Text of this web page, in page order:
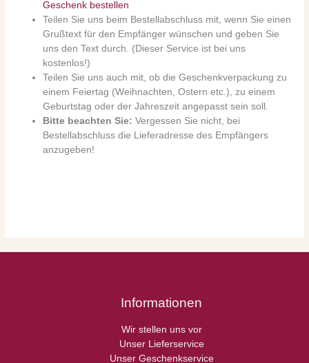
Geschenk bestellen
Teilen Sie uns beim Bestellabschluss mit, wenn Sie einen
Grußtext für den Empfänger wünschen und geben Sie
uns den Text durch. (Dieser Service ist bei uns
kostenlos!)
Teilen Sie uns auch mit, ob die Geschenkverpackung zu
einem Feiertag (Weihnachten, Ostern etc.), zu einem
Geburtstag oder der Jahreszeit angepasst sein soll.
Bitte beachten Sie: Vergessen Sie nicht, bei
Bestellabschluss die Lieferadresse des Empfängers
anzugeben!
Informationen
Wir stellen uns vor
Unser Lieferservice
Unser Geschenkservice